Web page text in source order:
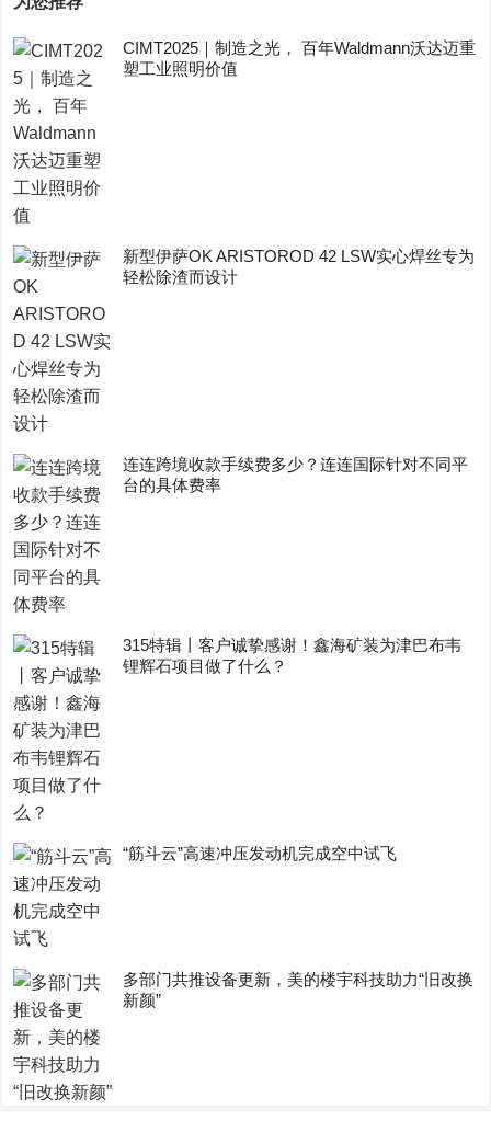
CIMT2025｜制造之光， 百年Waldmann沃达迈重
塑工业照明价值
新型伊萨OK ARISTOROD 42 LSW实心焊丝专为
轻松除渣而设计
连连跨境收款手续费多少？连连国际针对不同平
台的具体费率
315特辑丨客户诚挚感谢！鑫海矿装为津巴布韦
锂辉石项目做了什么？
“筋斗云”高速冲压发动机完成空中试飞
多部门共推设备更新，美的楼宇科技助力“旧改换
新颜”